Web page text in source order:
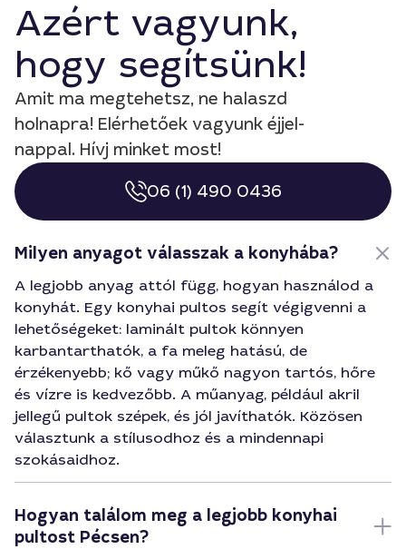
Azért vagyunk,
hogy segítsünk!
Amit ma megtehetsz, ne halaszd
holnapra! Elérhetőek vagyunk éjjel-
nappal. Hívj minket most!
06 (1) 490 0436
Milyen anyagot válasszak a konyhába?
A legjobb anyag attól függ, hogyan használod a
konyhát. Egy konyhai pultos segít végigvenni a
lehetőségeket: laminált pultok könnyen
karbantarthatók, a fa meleg hatású, de
érzékenyebb; kő vagy műkő nagyon tartós, hőre
és vízre is kedvezőbb. A műanyag, például akril
jellegű pultok szépek, és jól javíthatók. Közösen
választunk a stílusodhoz és a mindennapi
szokásaidhoz.
Hogyan találom meg a legjobb konyhai
pultost Pécsen?